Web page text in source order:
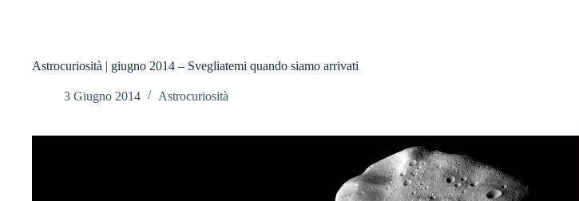
Astrocuriosità | giugno 2014 – Svegliatemi quando siamo arrivati
3 Giugno 2014 Astrocuriosità